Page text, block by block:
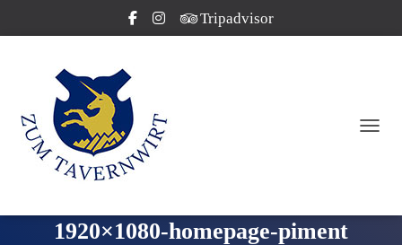
Tripadvisor
1920×1080-homepage-piment